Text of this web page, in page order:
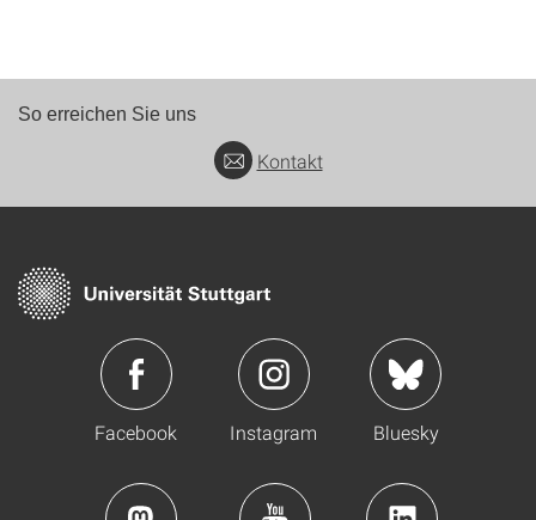
So erreichen Sie uns
Kontakt
Facebook Instagram Bluesky